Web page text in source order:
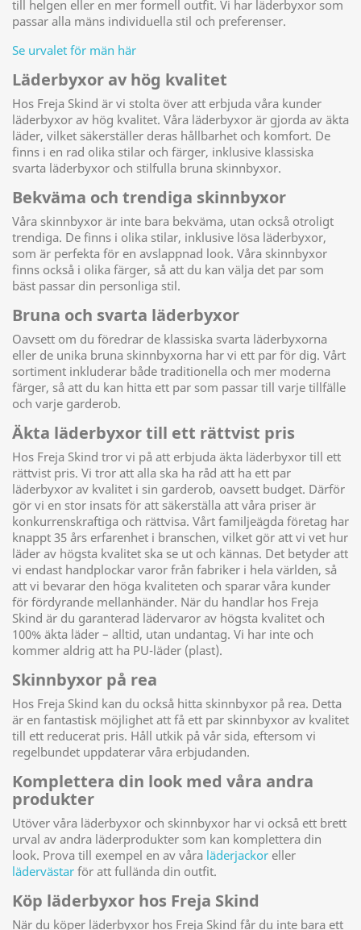
till helgen eller en mer formell outfit. Vi har läderbyxor som
passar alla mäns individuella stil och preferenser.
Se urvalet för män här
Läderbyxor av hög kvalitet
Hos Freja Skind är vi stolta över att erbjuda våra kunder
läderbyxor av hög kvalitet. Våra läderbyxor är gjorda av äkta
läder, vilket säkerställer deras hållbarhet och komfort. De
finns i en rad olika stilar och färger, inklusive klassiska
svarta läderbyxor och stilfulla bruna skinnbyxor.
Bekväma och trendiga skinnbyxor
Våra skinnbyxor är inte bara bekväma, utan också otroligt
trendiga. De finns i olika stilar, inklusive lösa läderbyxor,
som är perfekta för en avslappnad look. Våra skinnbyxor
finns också i olika färger, så att du kan välja det par som
bäst passar din personliga stil.
Bruna och svarta läderbyxor
Oavsett om du föredrar de klassiska svarta läderbyxorna
eller de unika bruna skinnbyxorna har vi ett par för dig. Vårt
sortiment inkluderar både traditionella och mer moderna
färger, så att du kan hitta ett par som passar till varje tillfälle
och varje garderob.
Äkta läderbyxor till ett rättvist pris
Hos Freja Skind tror vi på att erbjuda äkta läderbyxor till ett
rättvist pris. Vi tror att alla ska ha råd att ha ett par
läderbyxor av kvalitet i sin garderob, oavsett budget. Därför
gör vi en stor insats för att säkerställa att våra priser är
konkurrenskraftiga och rättvisa. Vårt familjeägda företag har
knappt 35 års erfarenhet i branschen, vilket gör att vi vet hur
läder av högsta kvalitet ska se ut och kännas. Det betyder att
vi endast handplockar varor från fabriker i hela världen, så
att vi bevarar den höga kvaliteten och sparar våra kunder
för fördyrande mellanhänder. När du handlar hos Freja
Skind är du garanterad lädervaror av högsta kvalitet och
100% äkta läder – alltid, utan undantag. Vi har inte och
kommer aldrig att ha PU-läder (plast).
Skinnbyxor på rea
Hos Freja Skind kan du också hitta skinnbyxor på rea. Detta
är en fantastisk möjlighet att få ett par skinnbyxor av kvalitet
till ett reducerat pris. Håll utkik på vår sida, eftersom vi
regelbundet uppdaterar våra erbjudanden.
Komplettera din look med våra andra
produkter
Utöver våra läderbyxor och skinnbyxor har vi också ett brett
urval av andra läderprodukter som kan komplettera din
look. Prova till exempel en av våra läderjackor eller
lädervästar för att fullända din outfit.
Köp läderbyxor hos Freja Skind
När du köper läderbyxor hos Freja Skind får du inte bara ett